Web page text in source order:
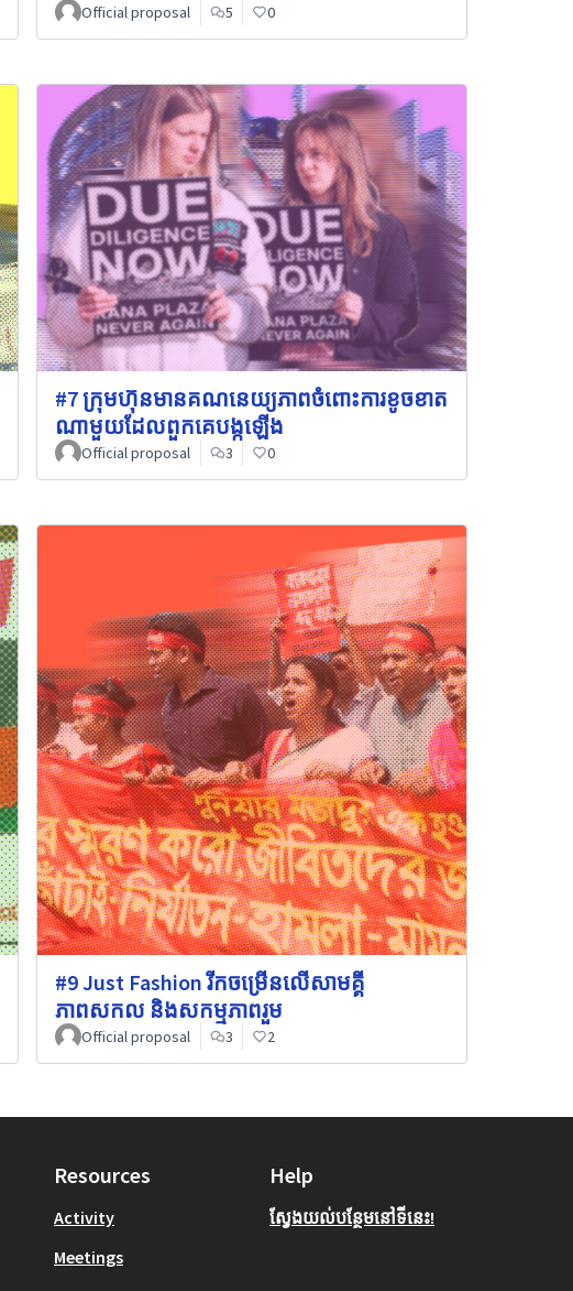
Official proposal 5 0
#7 ក្រុមហ៊ុនមានគណនេយ្យភាពចំពោះការខូចខាត
ណាមួយដែលពួកគេបង្កឡើង
Official proposal 3 0
#9 Just Fashion រីកចម្រើនលើសាមគ្គី
ភាពសកល និងសកម្មភាពរួម
Official proposal 3 2
Resources
Activity
Meetings
Help
ស្វែងយល់បន្ថែមនៅទីនេះ!